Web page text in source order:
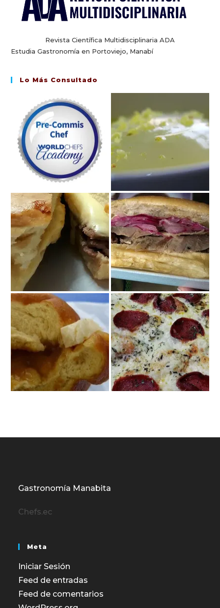
Revista Científica Multidisciplinaria ADA
Estudia Gastronomía en Portoviejo, Manabí
Lo Más Consultado
Gastronomía Manabita
Chefs.ec
Meta
Iniciar Sesión
Feed de entradas
Feed de comentarios